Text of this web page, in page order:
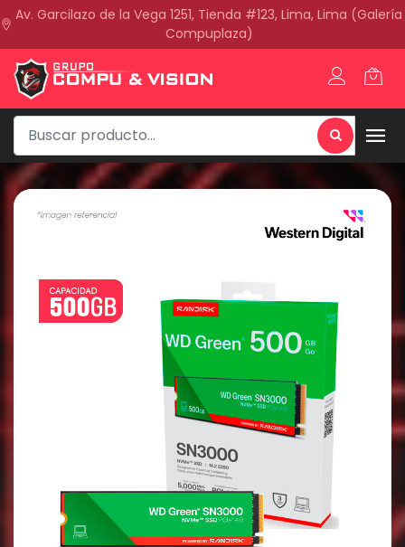
Av. Garcilazo de la Vega 1251, Tienda #123, Lima, Lima (Galería
Compuplaza)